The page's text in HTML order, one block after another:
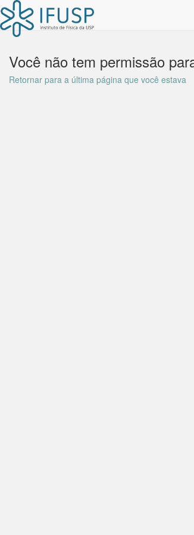
Você não tem permissão
Retornar para a última página que você estava